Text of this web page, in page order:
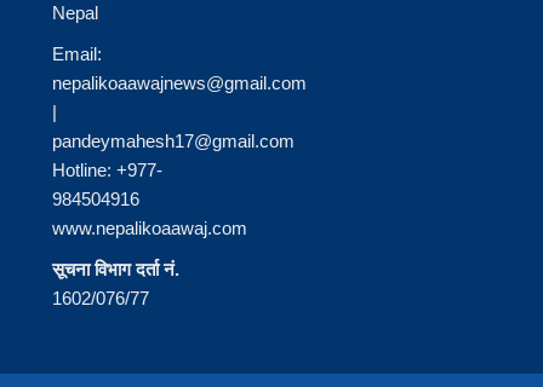
Nepal
Email:
nepalikoaawajnews@gmail.com
|
pandeymahesh17@gmail.com
Hotline: +977-
984504916
www.nepalikoaawaj.com
सूचना विभाग दर्ता नं.
1602/076/77